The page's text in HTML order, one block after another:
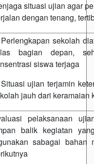
situasi ujian agar
dengan tenang,
sekolah
bagian depan,
siswa terjaga
ujian terjamin
jauh dari keramaian
pelaksanaan
balik kegiatan
sabagai bahan